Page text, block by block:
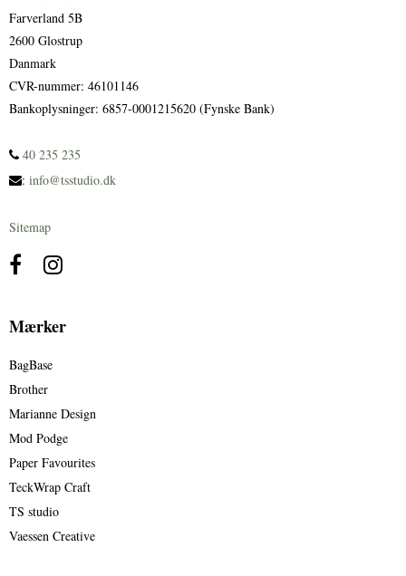
Farverland 5B
2600 Glostrup
Danmark
CVR-nummer: 46101146
Bankoplysninger: 6857-0001215620 (Fynske Bank)
40 235 235
: info@tsstudio.dk
Sitemap
Mærker
BagBase
Brother
Marianne Design
Mod Podge
Paper Favourites
TeckWrap Craft
TS studio
Vaessen Creative